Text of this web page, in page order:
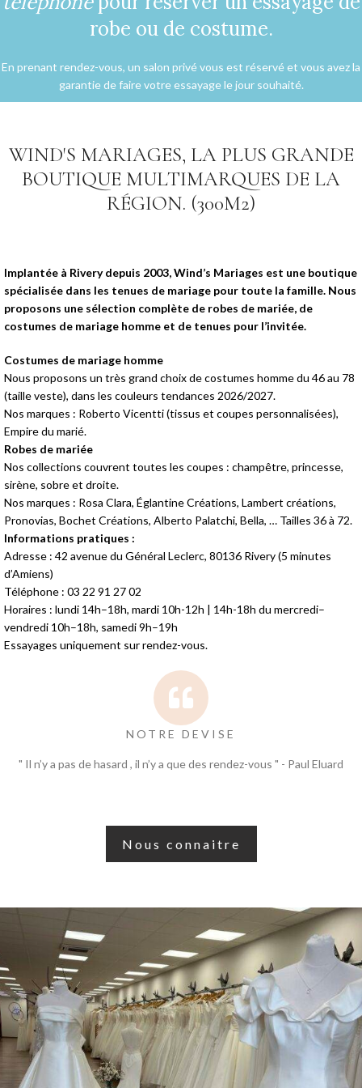
robe ou de costume.
En prenant rendez-vous, un salon privé vous est réservé et vous avez la
garantie de faire votre essayage le jour souhaité.
WIND'S MARIAGES, LA PLUS GRANDE
BOUTIQUE MULTIMARQUES DE LA
RÉGION. (300M2)
Implantée à Rivery depuis 2003, Wind’s Mariages est une boutique
spécialisée dans les tenues de mariage pour toute la famille. Nous
proposons une sélection complète de robes de mariée, de
costumes de mariage homme et de tenues pour l’invitée.
Costumes de mariage homme
Nous proposons un très grand choix de costumes homme du 46 au 78
(taille veste), dans les couleurs tendances 2026/2027.
Nos marques : Roberto Vicentti (tissus et coupes personnalisées),
Empire du marié.
Robes de mariée
Nos collections couvrent toutes les coupes : champêtre, princesse,
sirène, sobre et droite.
Nos marques : Rosa Clara, Églantine Créations, Lambert créations,
Pronovias, Bochet Créations, Alberto Palatchi, Bella, … Tailles 36 à 72.
Informations pratiques :
Adresse : 42 avenue du Général Leclerc, 80136 Rivery (5 minutes
d’Amiens)
Téléphone : 03 22 91 27 02
Horaires : lundi 14h–18h, mardi 10h-12h | 14h-18h du mercredi–
vendredi 10h–18h, samedi 9h–19h
Essayages uniquement sur rendez-vous.
NOTRE DEVISE
" Il n’y a pas de hasard , il n’y a que des rendez-vous " - Paul Eluard
Nous connaitre